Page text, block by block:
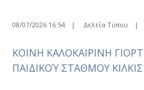
08/07/2026 16:54 | Δελτία Τύπου |
ΚΟΙΝΗ ΚΑΛΟΚΑΙΡΙΝΗ
ΠΑΙΔΙΚΟΎ ΣΤΑΘΜΟΥ